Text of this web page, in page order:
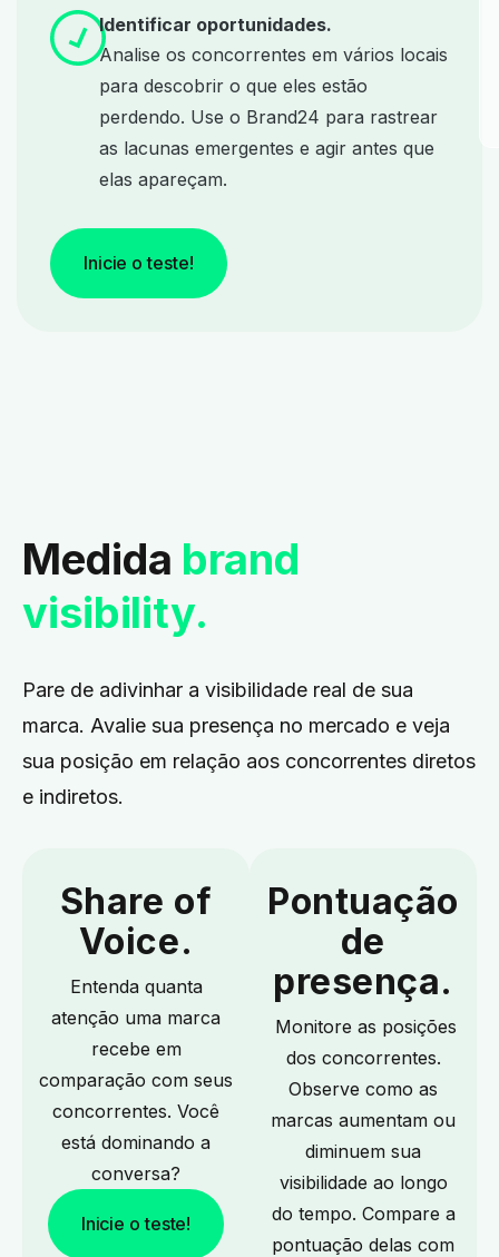
Identificar oportunidades.
Analise os concorrentes em vários locais
para descobrir o que eles estão
perdendo. Use o Brand24 para rastrear
as lacunas emergentes e agir antes que
elas apareçam.
Inicie o teste!
Medida brand
visibility.
Pare de adivinhar a visibilidade real de sua
marca. Avalie sua presença no mercado e veja
sua posição em relação aos concorrentes diretos
e indiretos.
Share of
Voice.
Entenda quanta
atenção uma marca
recebe em
comparação com seus
concorrentes. Você
está dominando a
conversa?
Inicie o teste!
Pontuação
de
presença.
Monitore as posições
dos concorrentes.
Observe como as
marcas aumentam ou
diminuem sua
visibilidade ao longo
do tempo. Compare a
pontuação delas com